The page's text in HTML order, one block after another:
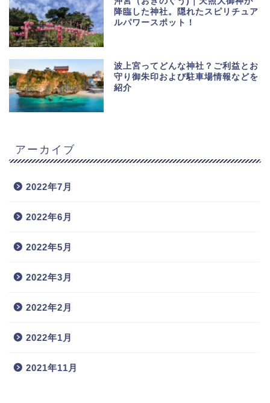
降臨した神社。隠れたスピリチュア
ルパワースポット！
波上宮ってどんな神社？ご利益とお
守り御朱印および駐車場情報などを
紹介
アーカイブ
2022年7月
2022年6月
2022年5月
2022年3月
2022年2月
2022年1月
2021年11月